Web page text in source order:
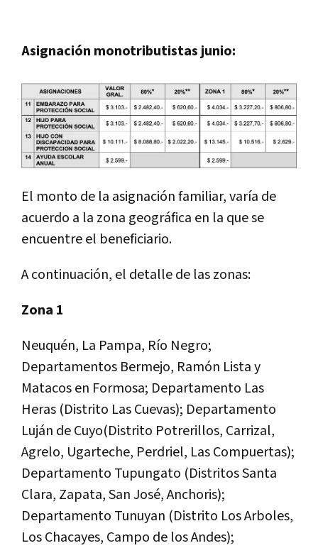
Asignación monotributistas junio:
El monto de la asignación familiar, varía de
acuerdo a la zona geográfica en la que se
encuentre el beneficiario.
A continuación, el detalle de las zonas:
Zona 1
Neuquén, La Pampa, Río Negro;
Departamentos Bermejo, Ramón Lista y
Matacos en Formosa; Departamento Las
Heras (Distrito Las Cuevas); Departamento
Luján de Cuyo(Distrito Potrerillos, Carrizal,
Agrelo, Ugarteche, Perdriel, Las Compuertas);
Departamento Tupungato (Distritos Santa
Clara, Zapata, San José, Anchoris);
Departamento Tunuyan (Distrito Los Arboles,
Los Chacayes, Campo de los Andes);